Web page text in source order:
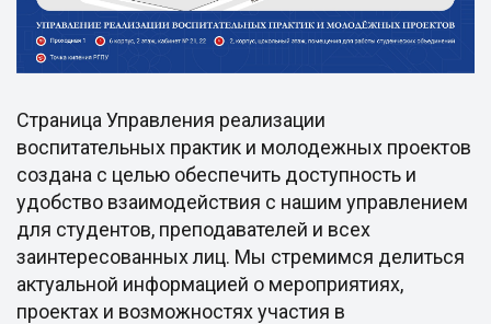
Страница Управления реализации
воспитательных практик и молодежных проектов
создана с целью обеспечить доступность и
удобство взаимодействия с нашим управлением
для студентов, преподавателей и всех
заинтересованных лиц. Мы стремимся делиться
актуальной информацией о мероприятиях,
проектах и возможностях участия в